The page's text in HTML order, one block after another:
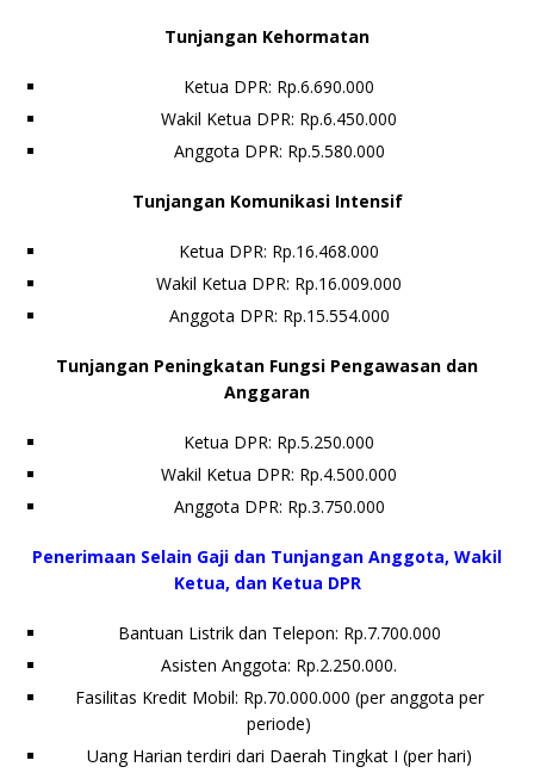
Tunjangan Kehormatan
Ketua DPR: Rp.6.690.000
Wakil Ketua DPR: Rp.6.450.000
Anggota DPR: Rp.5.580.000
Tunjangan Komunikasi Intensif
Ketua DPR: Rp.16.468.000
Wakil Ketua DPR: Rp.16.009.000
Anggota DPR: Rp.15.554.000
Tunjangan Peningkatan Fungsi Pengawasan dan
Anggaran
Ketua DPR: Rp.5.250.000
Wakil Ketua DPR: Rp.4.500.000
Anggota DPR: Rp.3.750.000
Penerimaan Selain Gaji dan Tunjangan Anggota, Wakil
Ketua, dan Ketua DPR
Bantuan Listrik dan Telepon: Rp.7.700.000
Asisten Anggota: Rp.2.250.000.
Fasilitas Kredit Mobil: Rp.70.000.000 (per anggota per
periode)
Uang Harian terdiri dari Daerah Tingkat I (per hari)